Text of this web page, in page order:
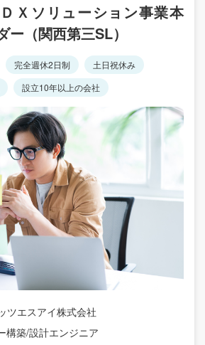
Ｘソリューション事業本
ー（関西第三SL）
完全週休2日制
土日祝休み
設立10年以上の会社
ツエスアイ株式会社
構築/設計エンジニア